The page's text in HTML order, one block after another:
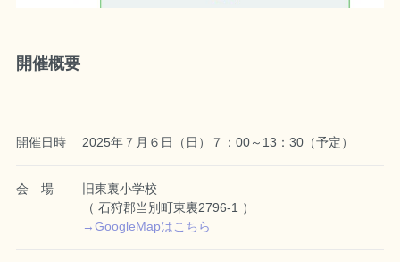
開催概要
開催日時 2025年７月６日（日）７：00～13：30（予定）
会 場
旧東裏小学校
（ 石狩郡当別町東裏2796-1 ）
→GoogleMapはこちら